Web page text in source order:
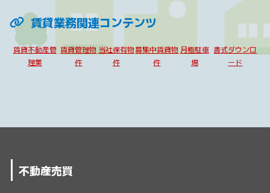
賃貸業務関連コンテンツ
賃貸不動産管
理業
賃貸管理物
件
当社保有物
件
募集中賃貸物
件
月極駐車
場
書式ダウンロ
ード
不動産売買